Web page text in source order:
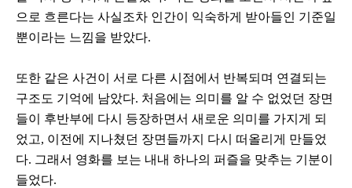
으로 흐른다는 사실조차 인간이 익숙하게 받아들인 기준일
뿐이라는 느낌을 받았다.
또한 같은 사건이 서로 다른 시점에서 반복되며 연결되는
구조도 기억에 남았다. 처음에는 의미를 알 수 없었던 장면
들이 후반부에 다시 등장하면서 새로운 의미를 가지게 되
었고, 이전에 지나쳤던 장면들까지 다시 떠올리게 만들었
다. 그래서 영화를 보는 내내 하나의 퍼즐을 맞추는 기분이
들었다.